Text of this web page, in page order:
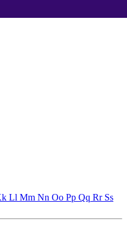
Ll Mm Nn Oo Pp Qq Rr Ss